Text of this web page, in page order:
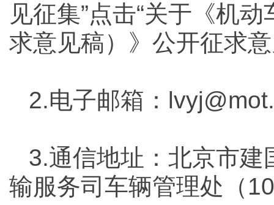
见征集”点击“关于《机
求意见稿）》公开征求
2.电子邮箱：
3.通信地址：北京市
输服务司车辆管理处（